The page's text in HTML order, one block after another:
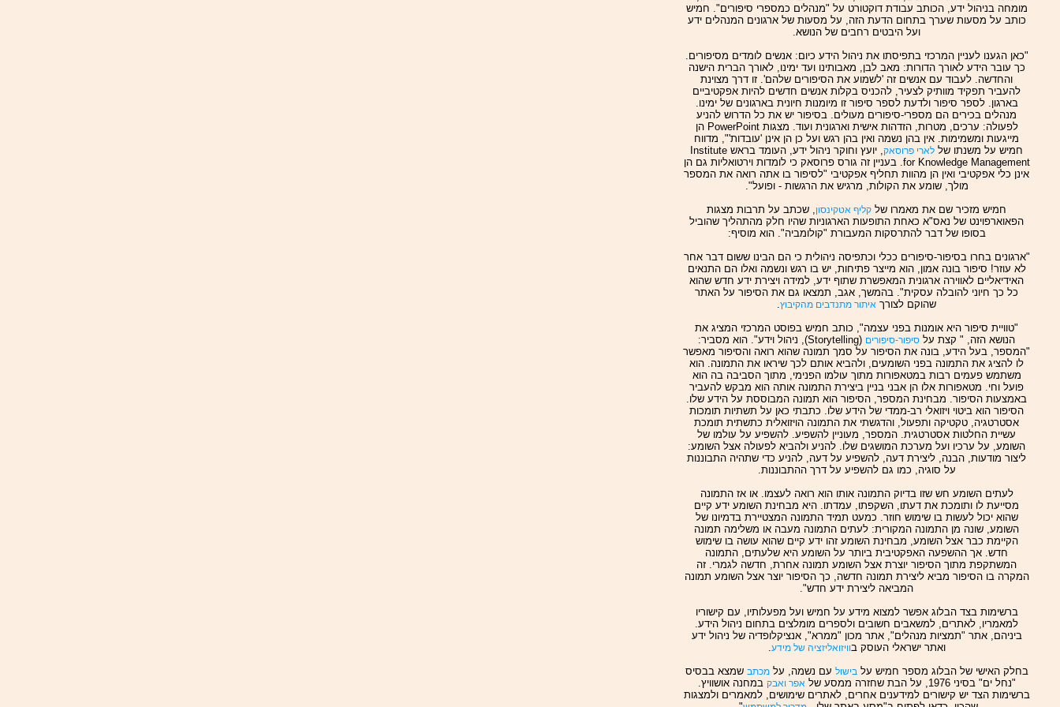
מומחה בניהול ידע, הכותב עבודת דוקטורט על "מנהלים כמספרי סיפורים". חמיש
כותב על מסעות שערך בתחום הדעת הזה, על מסעות של ארגונים המנהלים ידע
ועל היבטים רחבים של הנושא.
"כאן הגענו לעניין המרכזי בתפיסתו את ניהול הידע כיום: אנשים לומדים מסיפורים.
כך עובר הידע לאורך הדורות: מאב לבן, מאבותינו ועד ימינו, לאורך הברית הישנה
והחדשה. לעבוד עם אנשים זה 'לשמוע את הסיפורים שלהם'. זו דרך מצוינת
להעביר תפקיד מוותיק לצעיר, להכניס בקלות אנשים חדשים להיות אפקטיביים
בארגון. לספר סיפור ולדעת לספר סיפור זו מיומנות חיונית בארגונים של ימינו.
מנהלים בכירים הם מספרי-סיפורים מעולים. בסיפור יש את כל הדרוש להניע
לפעולה: ערכים, מטרות, הזדהות אישית וארגונית ועוד. מצגות PowerPoint הן
מייגעות ומשמימות. אין בהן נשמה ואין בהן רגש ועל כן הן אינן 'עובדות'", מדווח
חמיש על משנתו של לארי פרוסאק
, יועץ וחוקר ניהול ידע, העומד בראש Institute
for Knowledge Management. בעניין זה גורס פרוסאק כי לומדות וירטואליות גם הן
אינן כלי אפקטיבי ואין הן מהוות תחליף אפקטיבי "לסיפור בו אתה רואה את המספר
מולך, שומע את הקולות, מרגיש את הרגשות - ופועל".
חמיש מזכיר שם את מאמרו של קליף אטקינסון, שכתב על תרבות מצגות
הפאוארפוינט של נאס"א כאחת התופעות הארגוניות שהיו חלק מהתהליך שהוביל
בסופו של דבר להתרסקות המעבורת "קולומביה". הוא מוסיף:
"ארגונים בחרו בסיפור-סיפורים ככלי וכתפיסה ניהולית כי הם הבינו ששום דבר אחר
לא עוזר! סיפור בונה אמון, הוא מייצר פתיחות, יש בו רגש ונשמה ואלו הם התנאים
האידיאליים לאווירה ארגונית המאפשרת שתוף ידע, למידה ויצירת ידע חדש שהוא
כל כך חיוני להובלה עסקית". בהמשך, אגב, תמצאו גם את הסיפור על האתר
שהוקם לצורך איתור מתנדבים מהקיבוץ.
"טוויית סיפור היא אומנות בפני עצמה", כותב חמיש בפוסט המרכזי המציג את
הנושא הזה, " קצת על סיפור-סיפורים (Storytelling), ניהול וידע". הוא מסביר:
"המספר, בעל הידע, בונה את הסיפור על סמך תמונה שהוא רואה והסיפור מאפשר
לו להציג את התמונה בפני השומעים, ולהביא אותם לכך שיראו את התמונה. הוא
משתמש פעמים רבות במטאפורות מתוך עולמו הפנימי, מתוך הסביבה בה הוא
פועל וחי. מטאפורות אלו הן אבני בניין ביצירת התמונה אותה הוא מבקש להעביר
באמצעות הסיפור. מבחינת המספר, הסיפור הוא תמונה המבוססת על הידע שלו.
הסיפור הוא ביטוי ויזואלי רב-ממדי של הידע שלו. כתבתי כאן על תשתיות תומכות
אסטרטגיה, טקטיקה ותפעול, והדגשתי את התמונה הויזואלית כתשתית תומכת
עשיית החלטות אסטרטגית. המספר, מעוניין להשפיע. להשפיע על עולמו של
השומע, על ערכיו ועל מערכת המושגים שלו. להניע ולהביא לפעולה אצל השומע:
ליצור מודעות, הבנה, ליצירת דעה, להשפיע על דעה, להניע כדי שתהיה התבוננות
על סוגיה, כמו גם להשפיע על דרך ההתבוננות.
לעתים השומע חש שזו בדיוק התמונה אותו הוא רואה לעצמו. או אז התמונה
מסייעת לו ותומכת את דעתו, השקפתו, עמדתו. היא מבחינת השומע ידע קיים
שהוא יכול לעשות בו שימוש חוזר. כמעט תמיד התמונה המצטיירת בדמיונו של
השומע, שונה מן התמונה המקורית: לעתים התמונה מעבה או משלימה תמונה
הקיימת כבר אצל השומע, מבחינת השומע זהו ידע קיים שהוא עושה בו שימוש
חדש. אך ההשפעה האפקטיבית ביותר על השומע היא שלעתים, התמונה
המשתקפת מתוך הסיפור יוצרת אצל השומע תמונה אחרת, חדשה לגמרי. זה
המקרה בו הסיפור מביא ליצירת תמונה חדשה, כך הסיפור יוצר אצל השומע תמונה
המביאה ליצירת ידע חדש".
ברשימות בצד הבלוג אפשר למצוא מידע על חמיש ועל מפעלותיו, עם קישוריו
למאמריו, לאתרים, למשאבים חשובים ולספרים מומלצים בתחום ניהול הידע.
ביניהם, אתר "תמציות מנהלים", אתר מכון "ממרא", אנציקלופדיה של ניהול ידע
ואתר ישראלי העוסק בוויזואליזציה של מידע.
בחלק האישי של הבלוג מספר חמיש עלבישול עם נשמה, עלמכתב שמצא בבסיס
"נחל ים" בסיני 1976, על הבת שחזרה ממסע של
אפר ואבק במחנה אושוויץ.
ברשימות הצד יש קישורים למידענים אחרים, לאתרים שימושים, למאמרים ולמצגות